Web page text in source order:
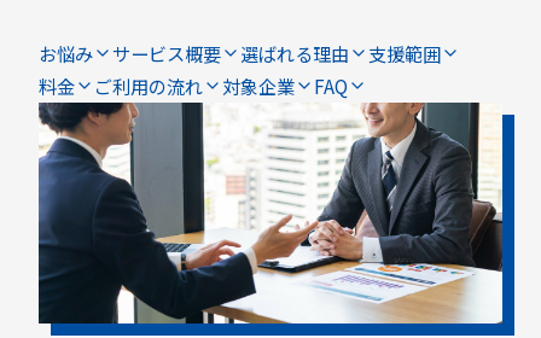
お悩み サービス概要 選ばれる理由
支援範囲
料金
ご利用の流れ 対象企業 FAQ